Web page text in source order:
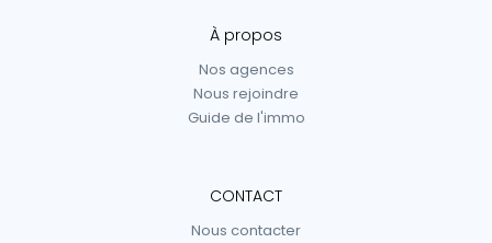
À propos
Nos agences
Nous rejoindre
Guide de l'immo
CONTACT
Nous contacter